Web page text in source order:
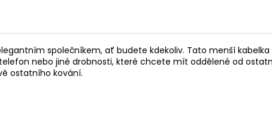
společníkem, ať budete kdekoliv. Tato menší
nebo jiné drobnosti, které chcete mít oddělené od
ostatního kování.